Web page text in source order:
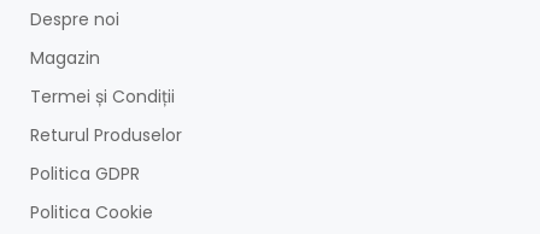
Despre noi
Magazin
Termei și Condiții
Returul Produselor
Politica GDPR
Politica Cookie